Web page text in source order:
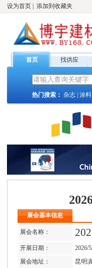
设为首页 添加到收藏夹
首页 找供应
热门搜索： 杂志 涂料
展会基本信息
展会名称：
开展日期：
2026/
展会地址：
昆明